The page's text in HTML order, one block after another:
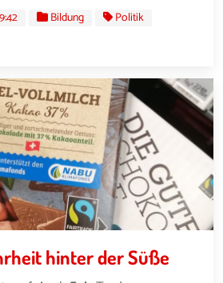
Bildung
Politik
hinter der Süße